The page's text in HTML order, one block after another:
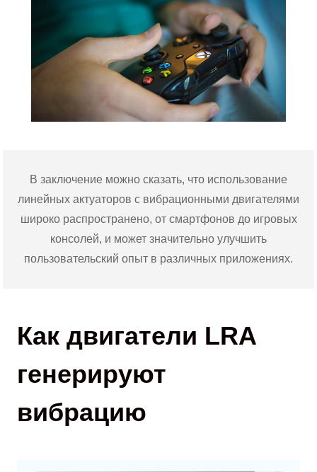
В заключение можно сказать, что использование
линейных актуаторов с вибрационными двигателями
широко распространено, от смартфонов до игровых
консолей, и может значительно улучшить
пользовательский опыт в различных приложениях.
Как двигатели LRA
генерируют
вибрацию